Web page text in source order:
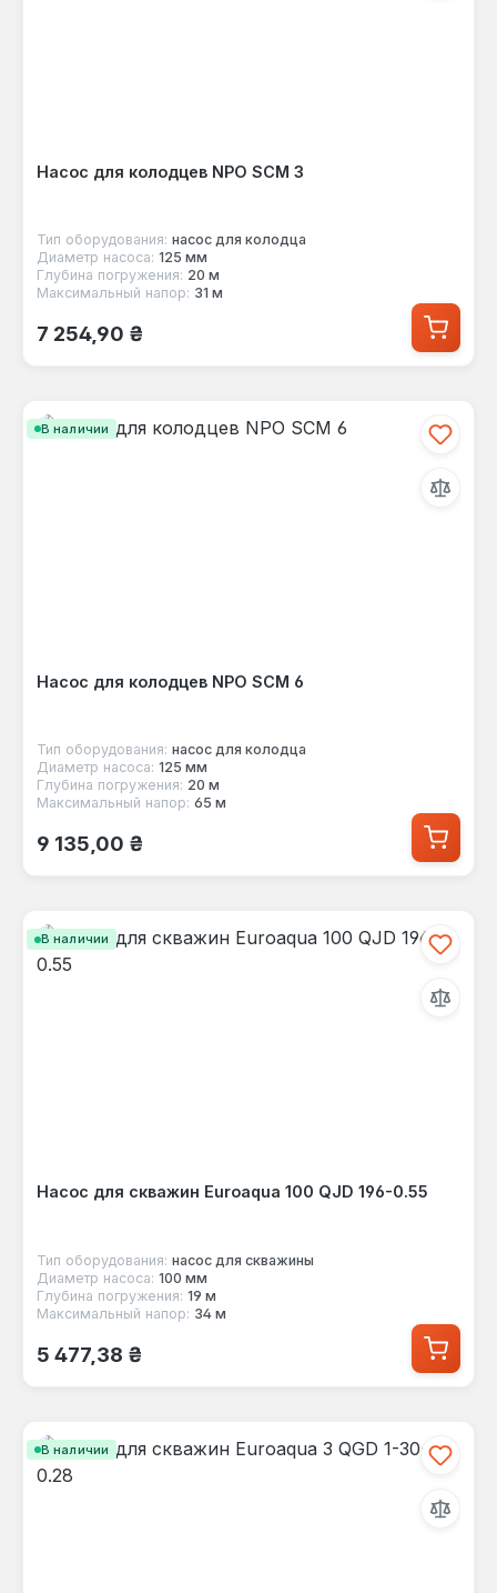
Насос для колодцев NPO SCM 3
Тип оборудования: насос для колодца
Диаметр насоса: 125 мм
Глубина погружения: 20 м
Максимальный напор: 31 м
Обычная цена:
7 254,90 ₴
В наличии
Насос для колодцев NPO SCM 6
Тип оборудования: насос для колодца
Диаметр насоса: 125 мм
Глубина погружения: 20 м
Максимальный напор: 65 м
Обычная цена:
9 135,00 ₴
В наличии
Насос для скважин Euroaqua 100 QJD 196-0.55
Тип оборудования: насос для скважины
Диаметр насоса: 100 мм
Глубина погружения: 19 м
Максимальный напор: 34 м
Обычная цена:
5 477,38 ₴
В наличии